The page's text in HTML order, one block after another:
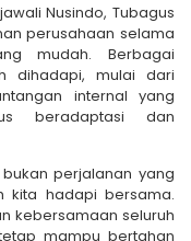
Nusindo, Tubagus
perusahaan selama
mudah. Berbagai
dihadapi, mulai dari
internal yang
beradaptasi dan
perjalanan yang
kita hadapi bersama.
kebersamaan seluruh
mampu bertahan